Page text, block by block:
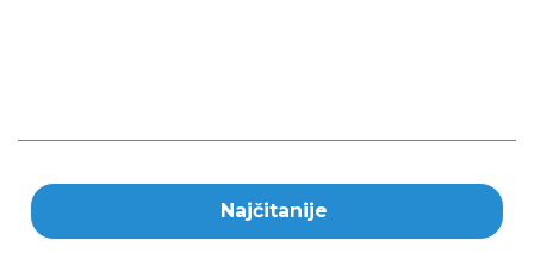
Najčitanije